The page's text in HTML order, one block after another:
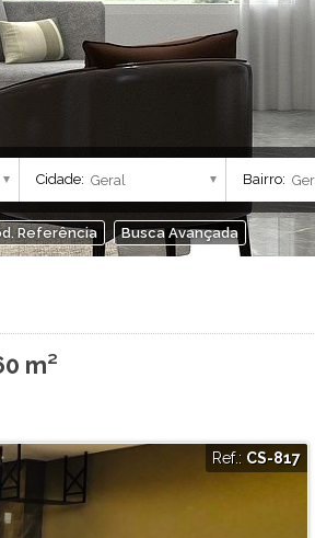
Cidade: Bairro:
Referência Busca Avançada
m²
Ref.: CS-817